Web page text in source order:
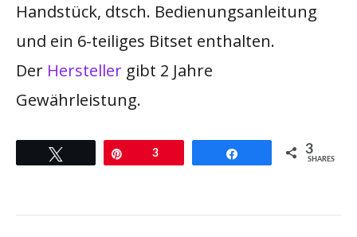
Handstück, dtsch. Bedienungsanleitung
und ein 6-teiliges Bitset enthalten.
Der Hersteller gibt 2 Jahre
Gewährleistung.
Twittern 3 3
SHARES